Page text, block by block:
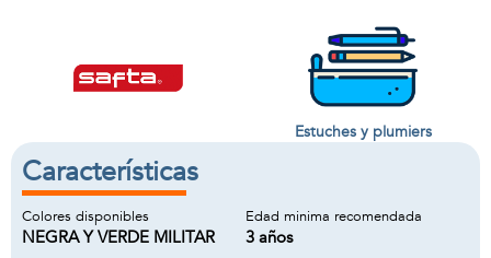
Estuches y plumiers
Características
Colores disponibles
NEGRA Y VERDE MILITAR
Edad minima recomendada
3 años